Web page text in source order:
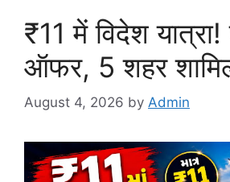
₹11 में विदेश यात्रा!
ऑफर, 5 शहर
August 4, 2026 by Admin